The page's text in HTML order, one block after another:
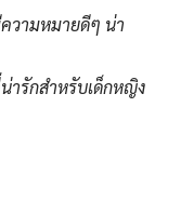
วามหมายดีๆ น่า
ารักสำหรับเด็กหญิง